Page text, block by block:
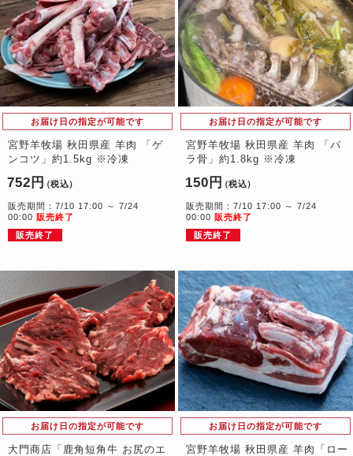
お届け日の指定が可能です
宮野羊牧場 秋田県産 羊肉 「ゲ
ンコツ」約1.5kg ※冷凍
752円 （税込）
販売期間：7/10 17:00 ～ 7/24
00:00 販売終了
販売終了
お届け日の指定が可能です
宮野羊牧場 秋田県産 羊肉 「バ
ラ骨」約1.8kg ※冷凍
150円 （税込）
販売期間：7/10 17:00 ～ 7/24
00:00 販売終了
販売終了
お届け日の指定が可能です
大門商店「鹿角短角牛 お尻のエ
お届け日の指定が可能です
宮野羊牧場 秋田県産 羊肉「ロー